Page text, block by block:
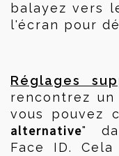
balayez vers
l'écran pour
Réglages
rencontrez
vous pouvez
alternative"
Face ID.